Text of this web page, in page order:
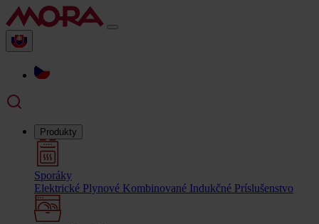
Produkty
Sporáky
Elektrické Plynové Kombinované Indukčné Príslušenstvo